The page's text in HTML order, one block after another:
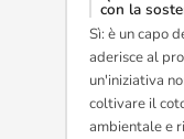
con la
Sì: è un capo
aderisce al
un'iniziativa
coltivare il
ambientale e